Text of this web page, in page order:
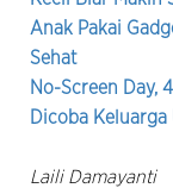
Anak Pakai
Sehat
No-Screen Day,
Dicoba Keluarga
Laili Damayanti